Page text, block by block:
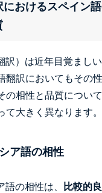
におけるスペイン
訳）は近年目覚まし
翻訳においてもその
の相性と品質につい
て大きく異なります。
ア語の相性
の相性は、
比較的